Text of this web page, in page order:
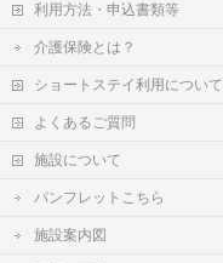
利用方法・申込書類等
介護保険とは？
ショートステイ利用について
よくあるご質問
施設について
パンフレットこちら
施設案内図